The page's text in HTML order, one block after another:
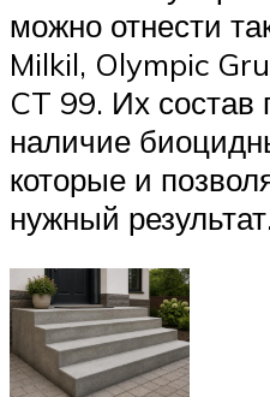
можно отнести
Milkil, Olympic
CT 99. Их состав
наличие
которые и
нужный